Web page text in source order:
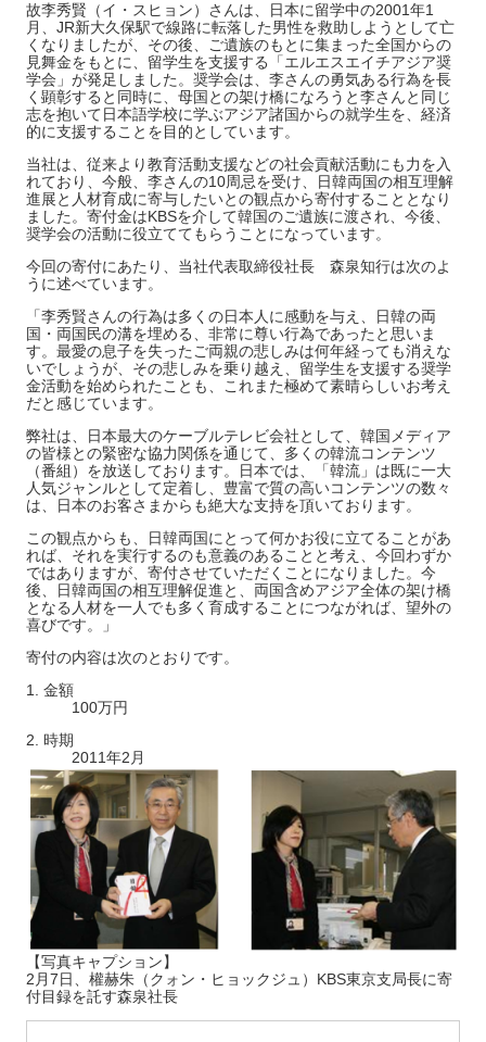
故李秀賢（イ・スヒョン）さんは、日本に留学中の2001年1
月、JR新大久保駅で線路に転落した男性を救助しようとして亡
くなりましたが、その後、ご遺族のもとに集まった全国からの
見舞金をもとに、留学生を支援する「エルエスエイチアジア奨
学会」が発足しました。奨学会は、李さんの勇気ある行為を長
く顕彰すると同時に、母国との架け橋になろうと李さんと同じ
志を抱いて日本語学校に学ぶアジア諸国からの就学生を、経済
的に支援することを目的としています。
当社は、従来より教育活動支援などの社会貢献活動にも力を入
れており、今般、李さんの10周忌を受け、日韓両国の相互理解
進展と人材育成に寄与したいとの観点から寄付することとなり
ました。寄付金はKBSを介して韓国のご遺族に渡され、今後、
奨学会の活動に役立ててもらうことになっています。
今回の寄付にあたり、当社代表取締役社長 森泉知行は次のよ
うに述べています。
「李秀賢さんの行為は多くの日本人に感動を与え、日韓の両
国・両国民の溝を埋める、非常に尊い行為であったと思いま
す。最愛の息子を失ったご両親の悲しみは何年経っても消えな
いでしょうが、その悲しみを乗り越え、留学生を支援する奨学
金活動を始められたことも、これまた極めて素晴らしいお考え
だと感じています。
弊社は、日本最大のケーブルテレビ会社として、韓国メディア
の皆様との緊密な協力関係を通じて、多くの韓流コンテンツ
（番組）を放送しております。日本では、「韓流」は既に一大
人気ジャンルとして定着し、豊富で質の高いコンテンツの数々
は、日本のお客さまからも絶大な支持を頂いております。
この観点からも、日韓両国にとって何かお役に立てることがあ
れば、それを実行するのも意義のあることと考え、今回わずか
ではありますが、寄付させていただくことになりました。今
後、日韓両国の相互理解促進と、両国含めアジア全体の架け橋
となる人材を一人でも多く育成することにつながれば、望外の
喜びです。」
寄付の内容は次のとおりです。
1. 金額
100万円
2. 時期
2011年2月
【写真キャプション】
2月7日、權赫朱（クォン・ヒョックジュ）KBS東京支局長に寄
付目録を託す森泉社長